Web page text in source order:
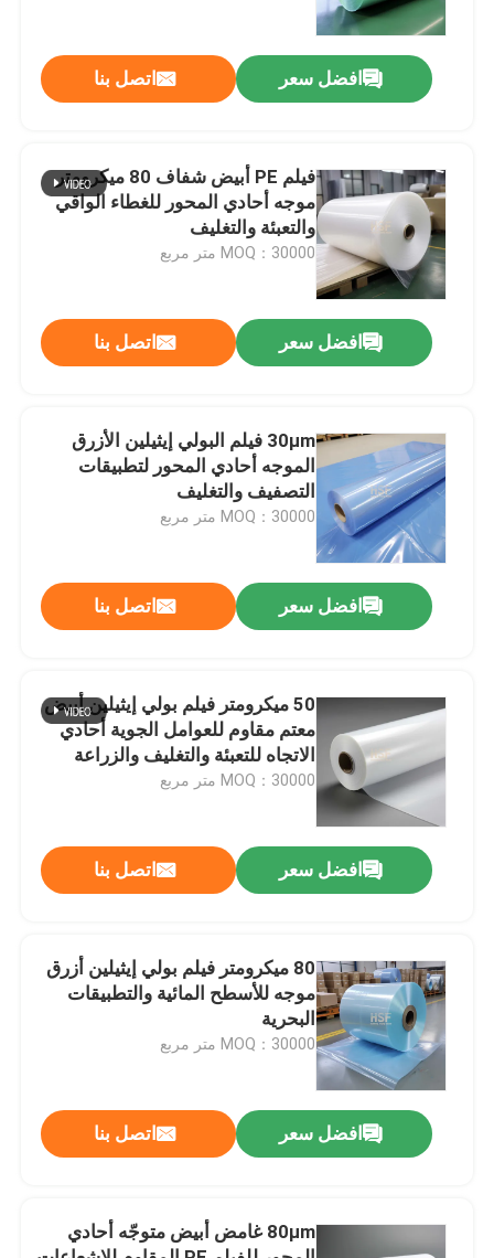
منزل
أشرطة فيديو
حول بنا
جولة في المعمل
ضبط الجودة
اتصل بنا
طلب اقتباس
فيلم البولي إيثيلين منخفض الكثافة
افضل سعر اتصل بنا
فيلم PE أبيض شفاف 80 ميكرومتر
موجه أحادي المحور للغطاء الواقي
والتعبئة والتغليف
MOQ：30000 متر مربع
افضل سعر اتصل بنا
30μm فيلم البولي إيثيلين الأزرق
الموجه أحادي المحور لتطبيقات
التصفيف والتغليف
MOQ：30000 متر مربع
افضل سعر اتصل بنا
50 ميكرومتر فيلم بولي إيثيلين أبيض
معتم مقاوم للعوامل الجوية أحادي
الاتجاه للتعبئة والتغليف والزراعة
MOQ：30000 متر مربع
افضل سعر اتصل بنا
80 ميكرومتر فيلم بولي إيثيلين أزرق
موجه للأسطح المائية والتطبيقات
البحرية
MOQ：30000 متر مربع
افضل سعر اتصل بنا
80μm غامض أبيض متوجّه أحادي